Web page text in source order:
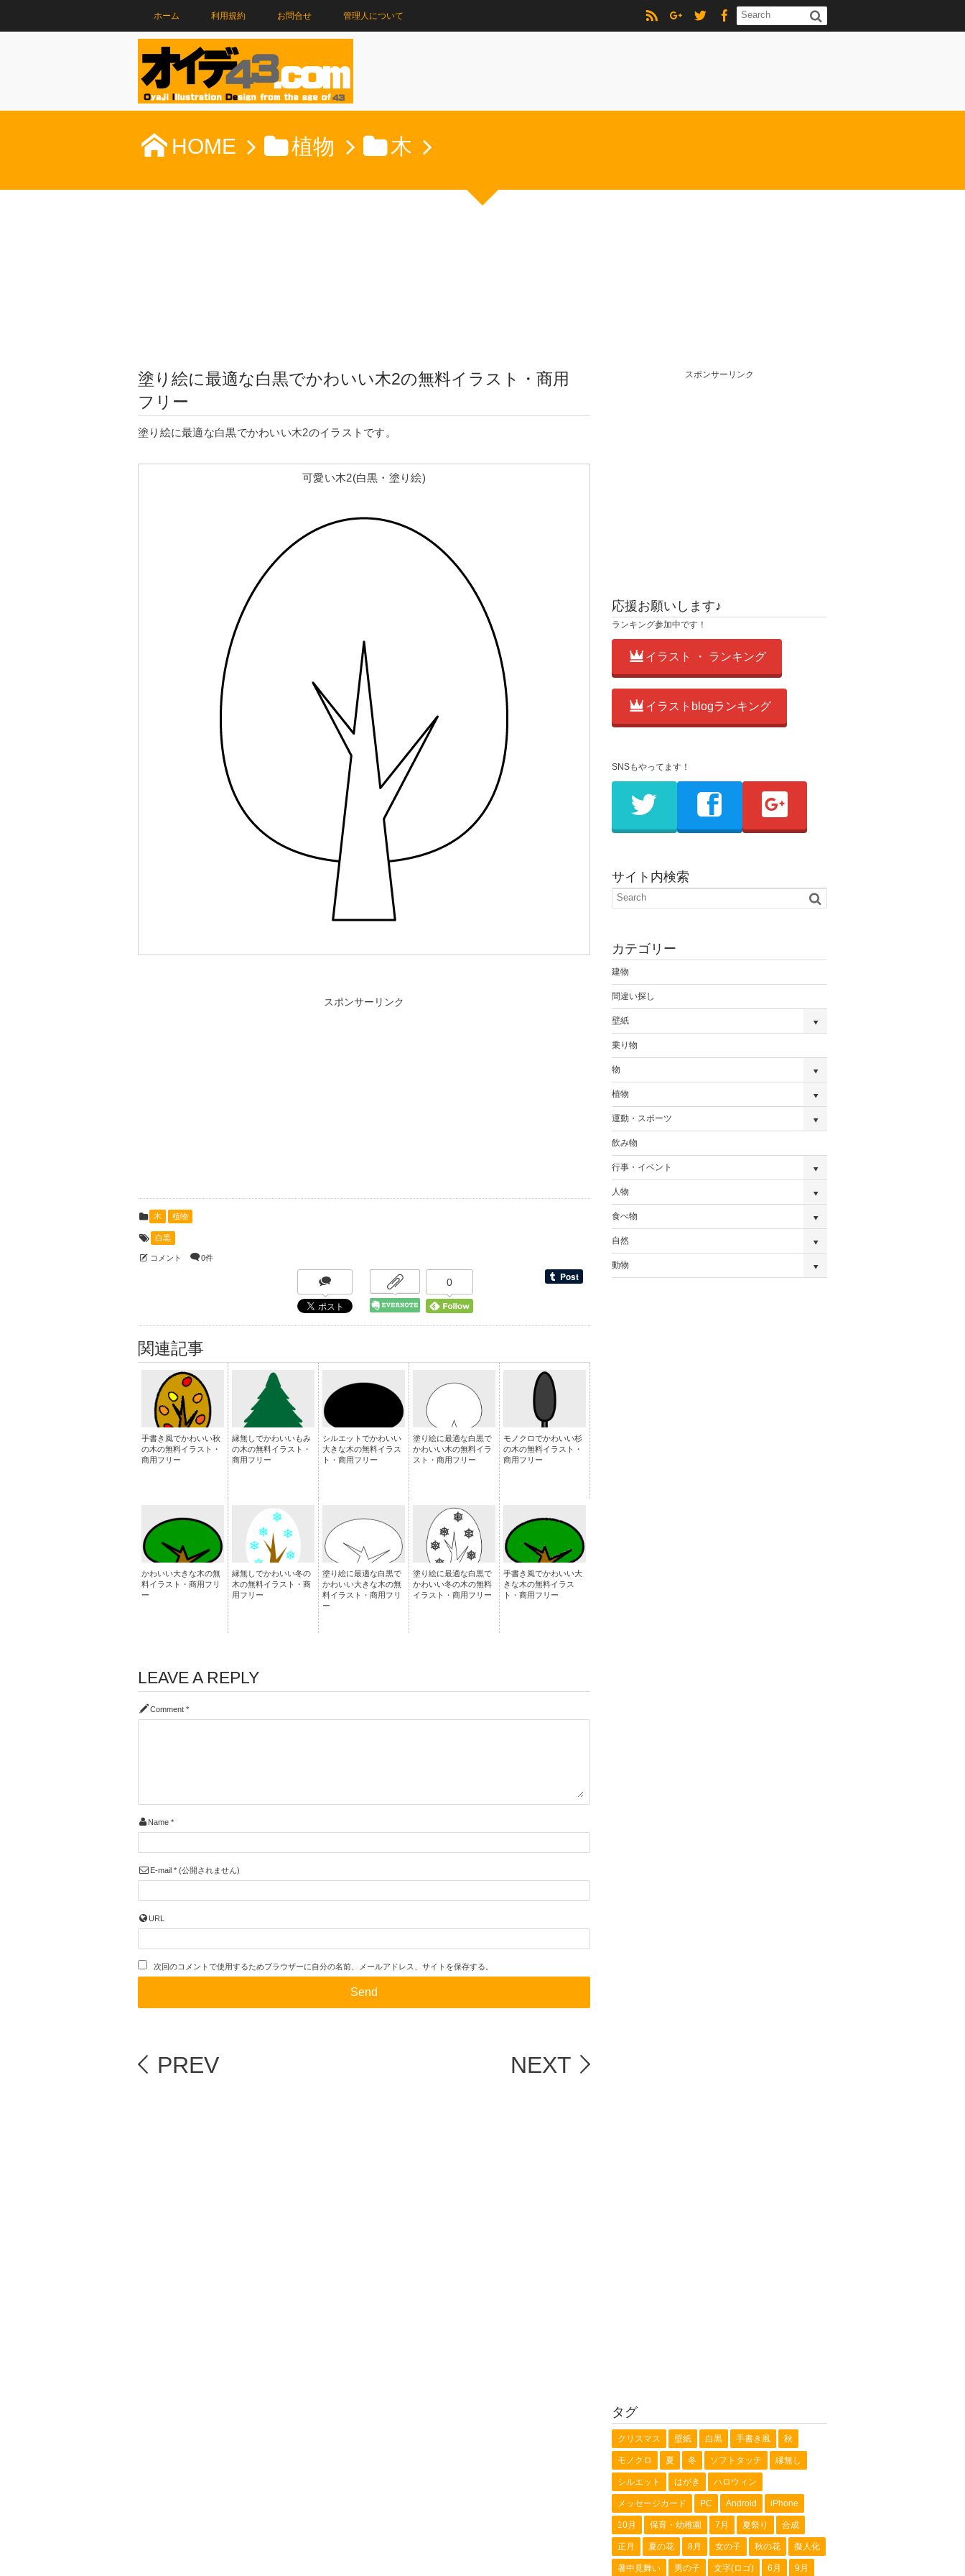
ホーム 利用規約 お問合せ 管理人について
HOME 植物 木
塗り絵に最適な白黒でかわいい木2の無料イラスト・商用
フリー
塗り絵に最適な白黒でかわいい木2のイラストです。
可愛い木2(白黒・塗り絵)
スポンサーリンク
木 植物
白黒
コメント 0件
0
関連記事
手書き風でかわいい秋
の木の無料イラスト・
商用フリー
縁無しでかわいいもみ
の木の無料イラスト・
商用フリー
シルエットでかわいい
大きな木の無料イラス
ト・商用フリー
塗り絵に最適な白黒で
かわいい木の無料イラ
スト・商用フリー
モノクロでかわいい杉
の木の無料イラスト・
商用フリー
かわいい大きな木の無
料イラスト・商用フリ
ー
縁無しでかわいい冬の
木の無料イラスト・商
用フリー
塗り絵に最適な白黒で
かわいい大きな木の無
料イラスト・商用フリ
ー
塗り絵に最適な白黒で
かわいい冬の木の無料
イラスト・商用フリー
手書き風でかわいい大
きな木の無料イラス
ト・商用フリー
LEAVE A REPLY
Comment *
Name *
E-mail *(公開されません)
URL
次回のコメントで使用するためブラウザーに自分の名前、メールアドレス、サイトを保存する。
PREV NEXT
スポンサーリンク
応援お願いします♪
ランキング参加中です！
イラスト ・ ランキング
イラストblogランキング
SNSもやってます！
サイト内検索
カテゴリー
建物
間違い探し
壁紙
乗り物
物
植物
運動・スポーツ
飲み物
行事・イベント
人物
食べ物
自然
動物
タグ
クリスマス 壁紙 白黒 手書き風 秋
モノクロ 夏 冬 ソフトタッチ 縁無し
シルエット はがき ハロウィン
メッセージカード PC Android iPhone
10月 保育・幼稚園 7月 夏祭り 合成
正月 夏の花 8月 女の子 秋の花 擬人化
暑中見舞い 男の子 文字(ロゴ) 6月 9月